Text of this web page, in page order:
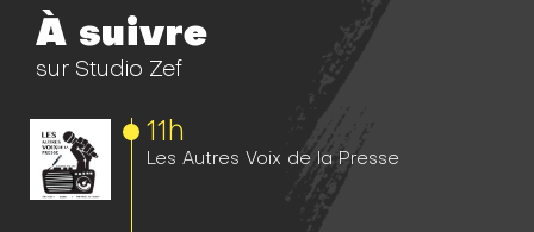
À suivre
sur Studio Zef
11h
Les Autres Voix de la Presse